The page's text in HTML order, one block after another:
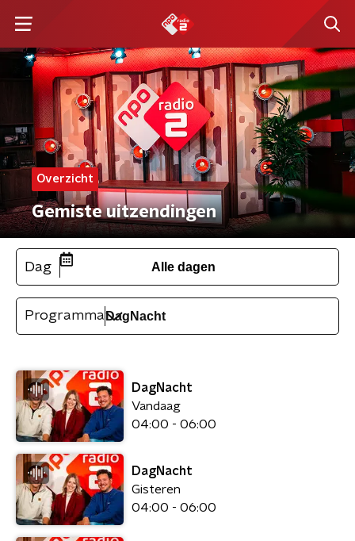
Overzicht
Gemiste uitzendingen
Dag Alle dagen
Programma
DagNacht
Vandaag
04:00 - 06:00
DagNacht
Gisteren
04:00 - 06:00